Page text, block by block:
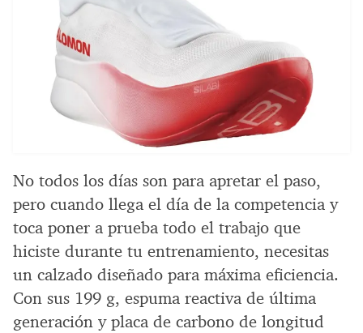
No todos los días son para apretar el paso,
pero cuando llega el día de la competencia y
toca poner a prueba todo el trabajo que
hiciste durante tu entrenamiento, necesitas
un calzado diseñado para máxima eficiencia.
Con sus 199 g, espuma reactiva de última
generación y placa de carbono de longitud